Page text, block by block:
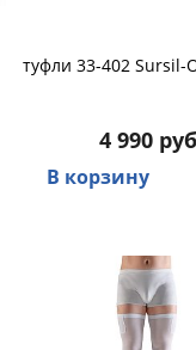
туфли 33-402 Sursil-
4 990
В корзину